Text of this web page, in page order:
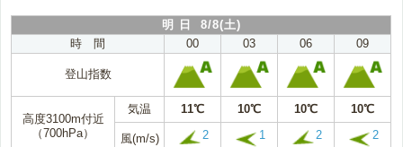
明 日 8/8(土)
時 間
00 03 06 09
登山指数
高度3100m付近
（700hPa）
気温 11℃ 10℃ 10℃ 10℃
風(m/s) 2 1 2 2